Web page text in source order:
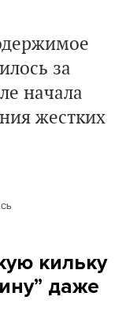
за
начала
жестких
кильку
даже